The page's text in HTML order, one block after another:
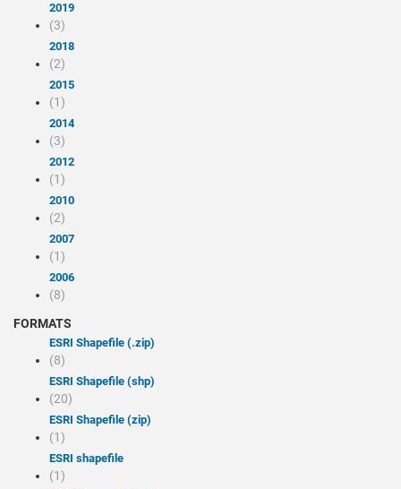
2019
(3)
2018
(2)
2015
(1)
2014
(3)
2012
(1)
2010
(2)
2007
(1)
2006
(8)
FORMATS
ESRI Shapefile (.zip)
(8)
ESRI Shapefile (shp)
(20)
ESRI Shapefile (zip)
(1)
ESRI shapefile
(1)